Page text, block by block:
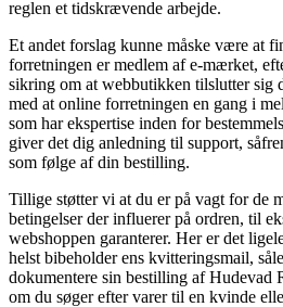
reglen et tidskrævende arbejde.
Et andet forslag kunne måske være at
forretningen er medlem af e-mærket,
sikring om at webbutikken tilslutter sig
med at online forretningen en gang i
som har ekspertise inden for
giver det dig anledning til support,
som følge af din bestilling.
Tillige støtter vi at du er på vagt for de
betingelser der influerer på ordren, til
webshoppen garanterer. Her er det
helst bibeholder ens kvitteringsmail,
dokumentere sin bestilling af Hudevad
om du søger efter varer til en kvinde